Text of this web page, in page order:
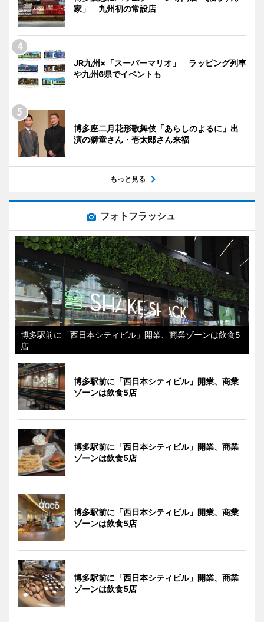
家」 九州初の常設店
JR九州×「スーパーマリオ」 ラッピング列車
や九州6県でイベントも
博多座二月花形歌舞伎「あらしのよるに」出
演の獅童さん・壱太郎さん来福
もっと見る
フォトフラッシュ
博多駅前に「西日本シティビル」開業、商業ゾーンは飲食5
店
博多駅前に「西日本シティビル」開業、商業
ゾーンは飲食5店
博多駅前に「西日本シティビル」開業、商業
ゾーンは飲食5店
博多駅前に「西日本シティビル」開業、商業
ゾーンは飲食5店
博多駅前に「西日本シティビル」開業、商業
ゾーンは飲食5店